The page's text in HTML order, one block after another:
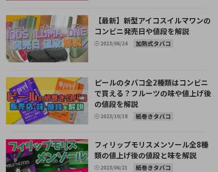
【最新】新型アイコスイルマワンの
コンビニ発売日や値段を解説
2023/06/24 加熱式タバコ
ピールのタバコ全2種類はコンビニ
で買える？フルーツの味や値上げ後
の値段を解説
2023/10/18 紙巻きタバコ
フィリップモリスメンソール全8種
類の値上げ後の値段と味を解説
2023/06/21 紙巻きタバコ